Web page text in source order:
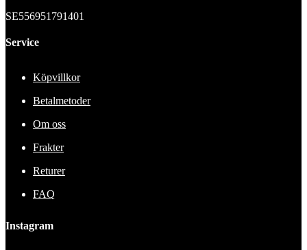
SE556951791401
Service
Köpvillkor
Betalmetoder
Om oss
Frakter
Returer
FAQ
Instagram